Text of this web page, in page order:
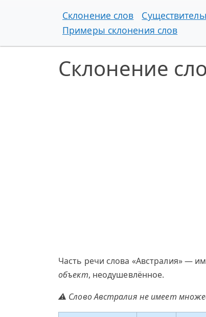
Склонение слов
Примеры склонения слов
Склонение
Часть речи слова «Австралия» —
объект, неодушевлённое.
⚠ Слово Австралия не имеет